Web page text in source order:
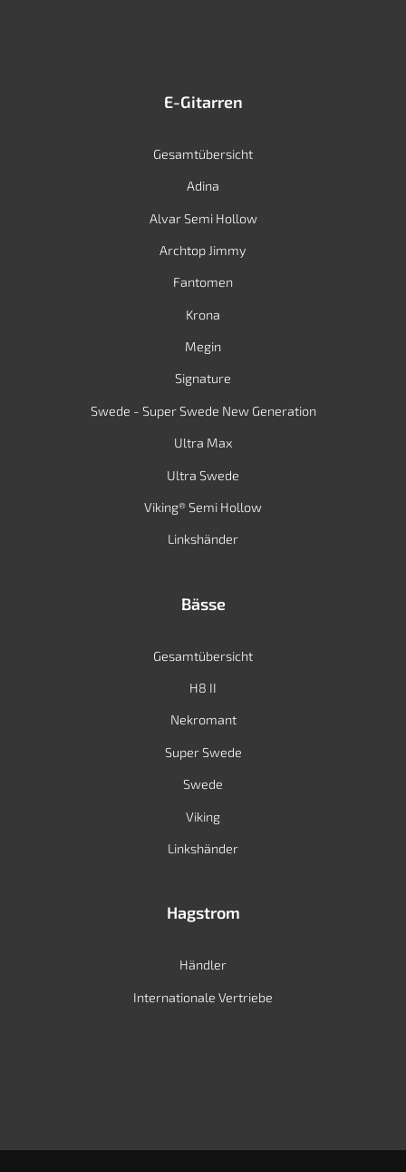
E-Gitarren
Gesamtübersicht
Adina
Alvar Semi Hollow
Archtop Jimmy
Fantomen
Krona
Megin
Signature
Swede - Super Swede New Generation
Ultra Max
Ultra Swede
Viking® Semi Hollow
Linkshänder
Bässe
Gesamtübersicht
H8 II
Nekromant
Super Swede
Swede
Viking
Linkshänder
Hagstrom
Händler
Internationale Vertriebe